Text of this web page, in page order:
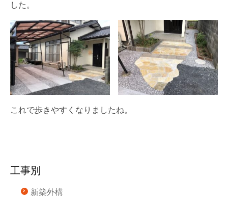
した。
これで歩きやすくなりましたね。
工事別
新築外構